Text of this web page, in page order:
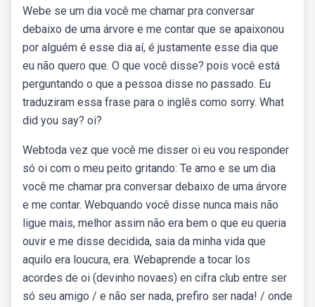
Webe se um dia você me chamar pra conversar
debaixo de uma árvore e me contar que se apaixonou
por alguém é esse dia aí, é justamente esse dia que
eu não quero que. O que você disse? pois você está
perguntando o que a pessoa disse no passado. Eu
traduziram essa frase para o inglês como sorry. What
did you say? oi?
Webtoda vez que você me disser oi eu vou responder
só oi com o meu peito gritando: Te amo e se um dia
você me chamar pra conversar debaixo de uma árvore
e me contar. Webquando você disse nunca mais não
ligue mais, melhor assim não era bem o que eu queria
ouvir e me disse decidida, saia da minha vida que
aquilo era loucura, era. Webaprende a tocar los
acordes de oi (devinho novaes) en cifra club entre ser
só seu amigo / e não ser nada, prefiro ser nada! / onde